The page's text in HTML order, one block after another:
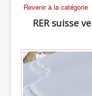
Revenir à la catégorie
RER suisse